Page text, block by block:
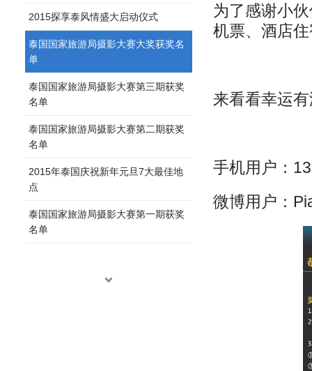
2015探享泰风情盛大启动仪式
泰国国家旅游局摄影大赛大奖获奖名
单
泰国国家旅游局摄影大赛第三期获奖
名单
泰国国家旅游局摄影大赛第二期获奖
名单
2015年泰国庆祝新年元旦7大最佳地
点
泰国国家旅游局摄影大赛第一期获奖
名单
为了感谢小
机票、酒店
来看看幸运
手机用户：
微博用户：